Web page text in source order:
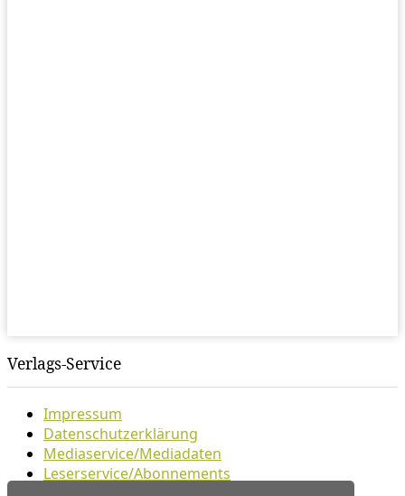
Verlags-Service
Impressum
Datenschutzerklärung
Mediaservice/Mediadaten
Leserservice/Abonnements